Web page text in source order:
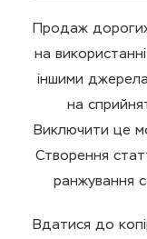
Продаж дорогих
на
іншими
на
Виключити це
Створення
ранжування
Вдатися до